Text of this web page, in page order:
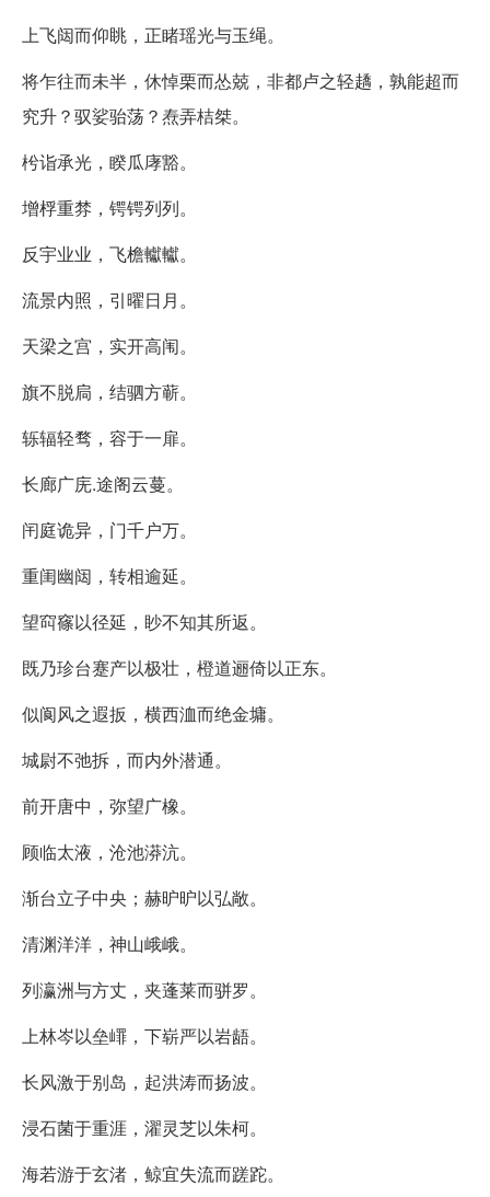
上飞闼而仰眺，正睹瑶光与玉绳。
将乍往而未半，休悼栗而怂兢，非都卢之轻趫，孰能超而
究升？驭娑骀荡？焘弄桔桀。
枍诣承光，睽瓜庨豁。
增桴重棼，锷锷列列。
反宇业业，飞檐䡾䡾。
流景内照，引曜日月。
天梁之宫，实开高闱。
旗不脱扃，结驷方蕲。
轹辐轻骛，容于一扉。
长廊广庑.途阁云蔓。
闬庭诡异，门千户万。
重闺幽闼，转相逾延。
望䆗窱以径延，眇不知其所返。
既乃珍台蹇产以极壮，橙道逦倚以正东。
似阆风之遐扳，横西洫而绝金墉。
城尉不弛拆，而内外潜通。
前开唐中，弥望广橡。
顾临太液，沧池漭沆。
渐台立子中央；赫昈昈以弘敞。
清渊洋洋，神山峨峨。
列瀛洲与方丈，夹蓬莱而骈罗。
上林岑以垒嶵，下崭严以岩龉。
长风激于别岛，起洪涛而扬波。
浸石菌于重涯，濯灵芝以朱柯。
海若游于玄渚，鲸宜失流而蹉跎。